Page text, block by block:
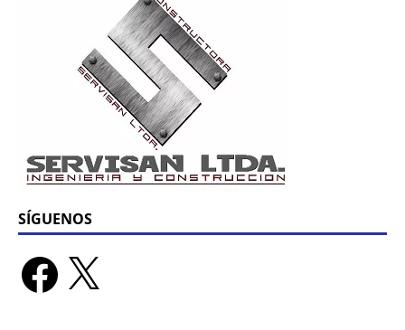
SÍGUENOS